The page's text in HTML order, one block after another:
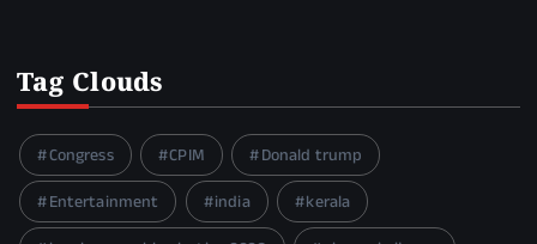
Tag Clouds
Congress CPIM
Donald trump
Entertainment
india
kerala